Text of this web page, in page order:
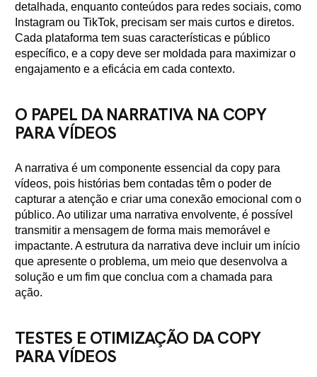
detalhada, enquanto conteúdos para redes sociais, como
Instagram ou TikTok, precisam ser mais curtos e diretos.
Cada plataforma tem suas características e público
específico, e a copy deve ser moldada para maximizar o
engajamento e a eficácia em cada contexto.
O PAPEL DA NARRATIVA NA COPY
PARA VÍDEOS
A narrativa é um componente essencial da copy para
vídeos, pois histórias bem contadas têm o poder de
capturar a atenção e criar uma conexão emocional com o
público. Ao utilizar uma narrativa envolvente, é possível
transmitir a mensagem de forma mais memorável e
impactante. A estrutura da narrativa deve incluir um início
que apresente o problema, um meio que desenvolva a
solução e um fim que conclua com a chamada para
ação.
TESTES E OTIMIZAÇÃO DA COPY
PARA VÍDEOS